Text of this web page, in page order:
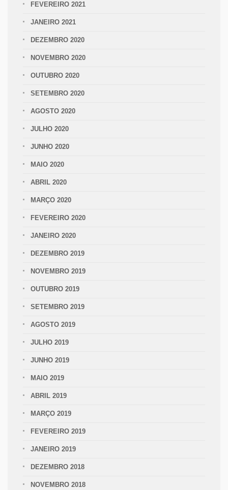
FEVEREIRO 2021
JANEIRO 2021
DEZEMBRO 2020
NOVEMBRO 2020
OUTUBRO 2020
SETEMBRO 2020
AGOSTO 2020
JULHO 2020
JUNHO 2020
MAIO 2020
ABRIL 2020
MARÇO 2020
FEVEREIRO 2020
JANEIRO 2020
DEZEMBRO 2019
NOVEMBRO 2019
OUTUBRO 2019
SETEMBRO 2019
AGOSTO 2019
JULHO 2019
JUNHO 2019
MAIO 2019
ABRIL 2019
MARÇO 2019
FEVEREIRO 2019
JANEIRO 2019
DEZEMBRO 2018
NOVEMBRO 2018